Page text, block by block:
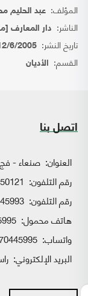
المؤلف: عبد الحليم
الناشر: دار المعارف
تاريخ النشر: 6/2005 0:00
القسم: الأديان
اتصل بنا
العنوان: صنعاء -
رقم التلفون:
رقم التلفون:
هاتف محمول:
واتساب:
البريد الإلكتروني: